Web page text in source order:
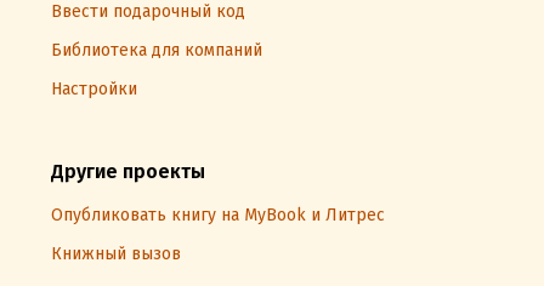
Ввести подарочный код
Библиотека для компаний
Настройки
Другие проекты
Опубликовать книгу на MyBook и Литрес
Книжный вызов